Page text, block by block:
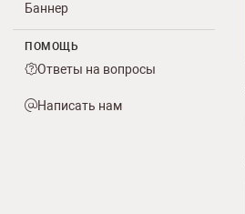
Баннер
ПОМОЩЬ
Ответы на вопросы
Написать нам